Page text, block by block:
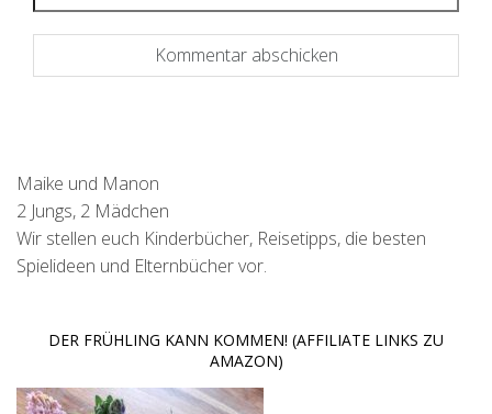
Maike und Manon
2 Jungs, 2 Mädchen
Wir stellen euch Kinderbücher, Reisetipps, die besten
Spielideen und Elternbücher vor.
DER FRÜHLING KANN KOMMEN! (AFFILIATE LINKS ZU
AMAZON)